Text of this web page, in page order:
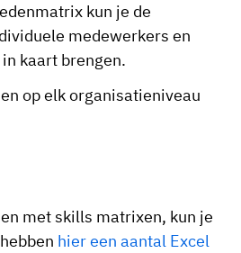
kun je de
medewerkers en
kaart brengen.
op elk organisatieniveau
met skills matrixen, kun je
hier een aantal Excel